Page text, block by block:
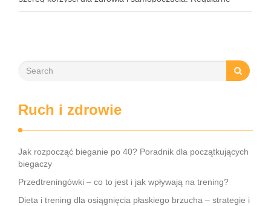
praktykowanie tej pozycji może poprawić elastyczność
Ruch i zdrowie
Jak rozpocząć bieganie po 40? Poradnik dla początkujących
biegaczy
Przedtreningówki – co to jest i jak wpływają na trening?
Dieta i trening dla osiągnięcia płaskiego brzucha – strategie i